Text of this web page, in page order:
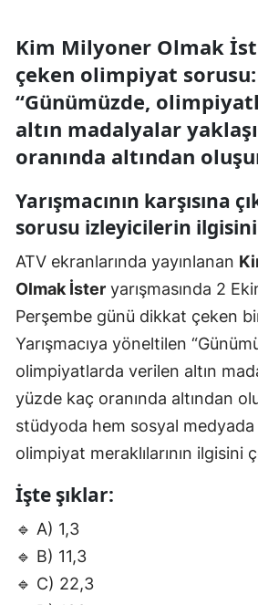
Kim Milyoner Olmak
çeken olimpiyat sorusu:
“Günümüzde,
altın madalyalar
oranında altından
Yarışmacının karşısına
sorusu izleyicilerin
ATV ekranlarında yayınlanan
Olmak İster yarışmasında 2
Perşembe günü dikkat çeken
Yarışmacıya yöneltilen
olimpiyatlarda verilen altın
yüzde kaç oranında altından
stüdyoda hem sosyal
olimpiyat meraklılarının ilgisini
İşte şıklar:
🔹 A) 1,3
🔹 B) 11,3
🔹 C) 22,3